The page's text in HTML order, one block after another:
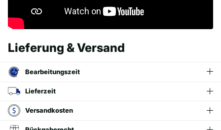
Lieferung & Versand
Bearbeitungszeit
Lieferzeit
Versandkosten